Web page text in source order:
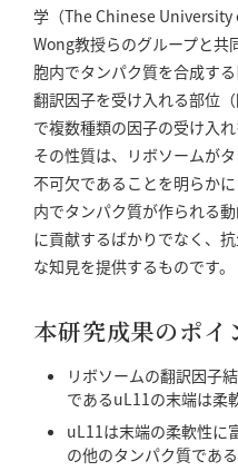
学（The Chinese
Wong教授らのグループと共
胞内でタンパク質を合成す
翻訳因子を受け入れる部位
で複数種類の因子の受け入
その性質は、リボソームが
不可欠であることを明らか
内でタンパク質が作られる
に貢献するばかりでなく、
な知見を提供するものです。
本研究成果のポイ
リボソームの翻訳因子
であるuL11の末端は柔
uL11は末端の柔軟性に
の他のタンパク質であ